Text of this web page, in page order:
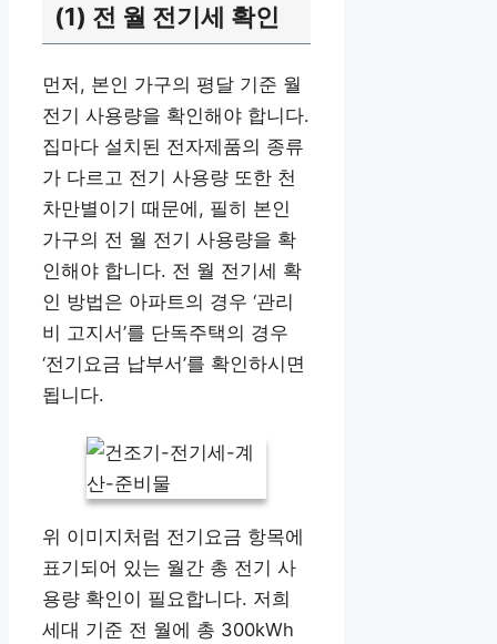
(1) 전 월 전기세 확인
먼저, 본인 가구의 평달 기준 월
전기 사용량을 확인해야 합니다.
집마다 설치된 전자제품의 종류
가 다르고 전기 사용량 또한 천
차만별이기 때문에, 필히 본인
가구의 전 월 전기 사용량을 확
인해야 합니다. 전 월 전기세 확
인 방법은 아파트의 경우 ‘관리
비 고지서’를 단독주택의 경우
‘전기요금 납부서’를 확인하시면
됩니다.
위 이미지처럼 전기요금 항목에
표기되어 있는 월간 총 전기 사
용량 확인이 필요합니다. 저희
세대 기준 전 월에 총 300kWh